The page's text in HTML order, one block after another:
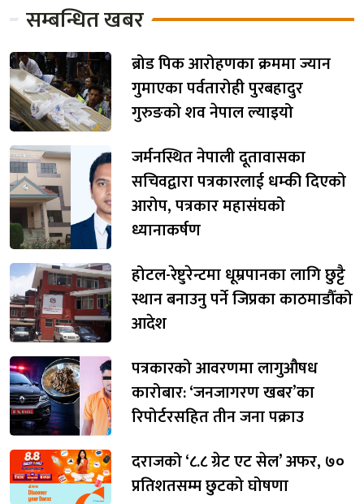
सम्बन्धित खबर
ब्रोड पिक आरोहणका क्रममा ज्यान
गुमाएका पर्वतारोही पुरबहादुर
गुरुङको शव नेपाल ल्याइयो
जर्मनस्थित नेपाली दूतावासका
सचिवद्वारा पत्रकारलाई धम्की दिएको
आरोप, पत्रकार महासंघको
ध्यानाकर्षण
होटल-रेष्टुरेन्टमा धूम्रपानका लागि छुट्टै
स्थान बनाउनु पर्ने जिप्रका काठमाडौँको
आदेश
पत्रकारको आवरणमा लागुऔषध
कारोबार: ‘जनजागरण खबर’का
रिपोर्टरसहित तीन जना पक्राउ
दराजको ‘८.८ ग्रेट एट सेल’ अफर, ७०
प्रतिशतसम्म छुटको घोषणा